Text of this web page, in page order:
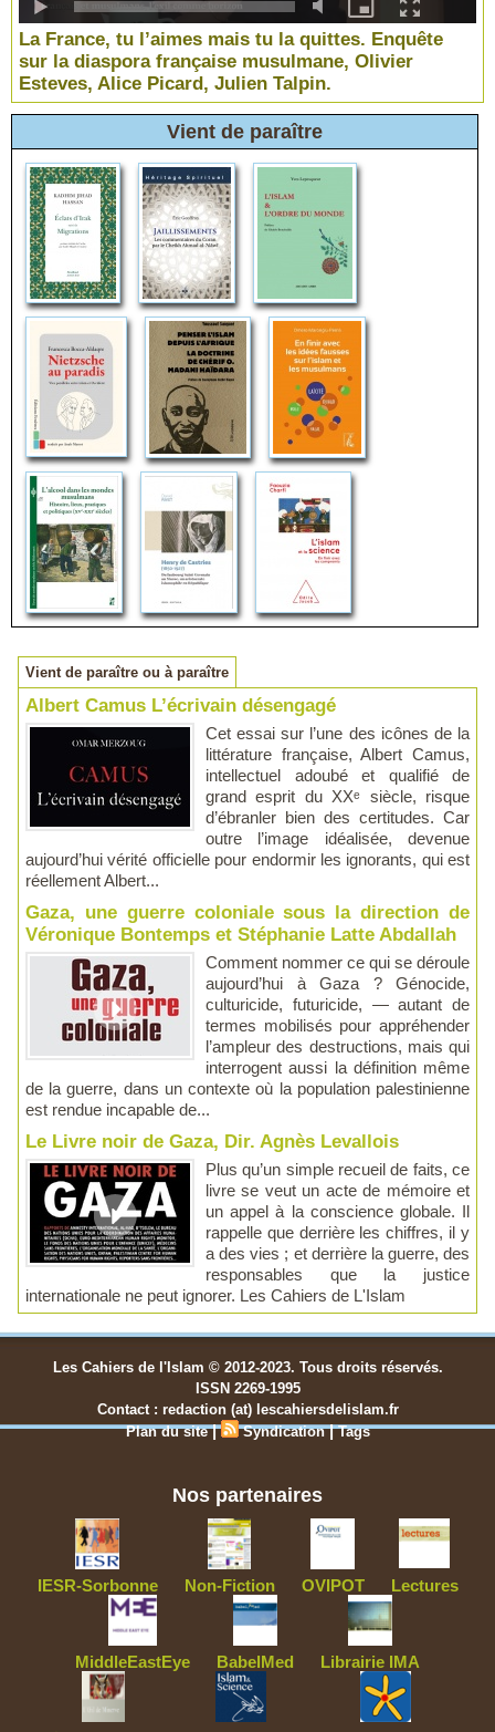
La France, tu l’aimes mais tu la quittes. Enquête
sur la diaspora française musulmane, Olivier
Esteves, Alice Picard, Julien Talpin.
Vient de paraître
Vient de paraître ou à paraître
Albert Camus L’écrivain désengagé
Cet essai sur l’une des icônes de la
littérature française, Albert Camus,
intellectuel adoubé et qualifié de
grand esprit du XXᵉ siècle, risque
d’ébranler bien des certitudes. Car
outre l’image idéalisée, devenue
aujourd’hui vérité officielle pour endormir les ignorants, qui est
réellement Albert...
Gaza, une guerre coloniale sous la direction de
Véronique Bontemps et Stéphanie Latte Abdallah
Comment nommer ce qui se déroule
aujourd’hui à Gaza ? Génocide,
culturicide, futuricide, — autant de
termes mobilisés pour appréhender
l’ampleur des destructions, mais qui
interrogent aussi la définition même
de la guerre, dans un contexte où la population palestinienne
est rendue incapable de...
Le Livre noir de Gaza, Dir. Agnès Levallois
Plus qu’un simple recueil de faits, ce
livre se veut un acte de mémoire et
un appel à la conscience globale. Il
rappelle que derrière les chiffres, il y
a des vies ; et derrière la guerre, des
responsables que la justice
internationale ne peut ignorer. Les Cahiers de L'Islam
Les Cahiers de l'Islam © 2012-2023. Tous droits réservés.
ISSN 2269-1995
Contact : redaction (at) lescahiersdelislam.fr
Plan du site | Syndication |Tags
Nos partenaires
IESR-Sorbonne Non-Fiction OVIPOT Lectures
MiddleEastEye BabelMed Librairie IMA